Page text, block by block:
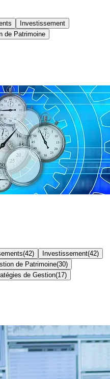
Investissement
de Patrimoine
(42) Investissement(42)
de Patrimoine(30)
de Gestion(17)